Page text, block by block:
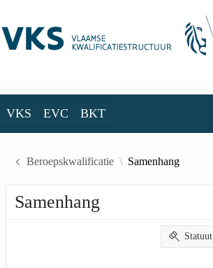
VKS EVC BKT
Beroepskwalificatie Samenhang
Samenhang
Statuut